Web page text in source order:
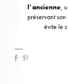
l’ancienne,
préservant
évite le